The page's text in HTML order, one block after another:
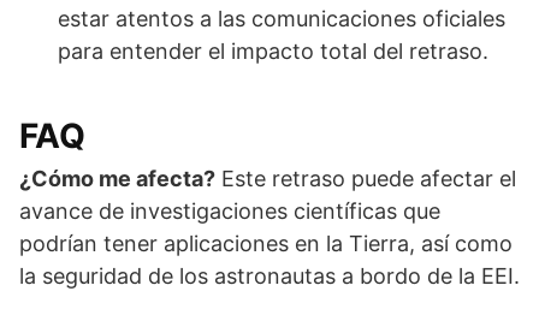
estar atentos a las comunicaciones oficiales
para entender el impacto total del retraso.
FAQ
¿Cómo me afecta? Este retraso puede afectar el
avance de investigaciones científicas que
podrían tener aplicaciones en la Tierra, así como
la seguridad de los astronautas a bordo de la EEI.